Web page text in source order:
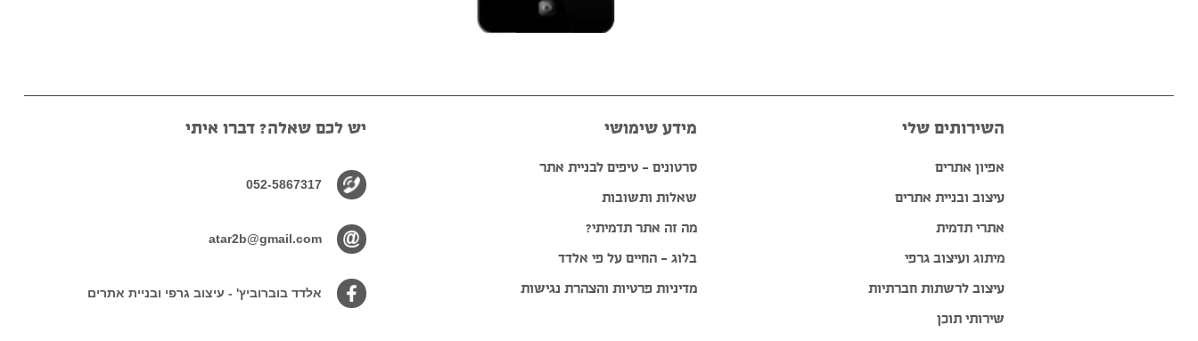
השירותים שלי
אפיון אתרים
עיצוב ובניית אתרים
אתרי תדמית
מיתוג ועיצוב גרפי
עיצוב לרשתות חברתיות
שירותי תוכן
מידע שימושי
סרטונים – טיפים לבניית אתר
שאלות ותשובות
מה זה אתר תדמיתי?
בלוג – החיים על פי אלדד
מדיניות פרטיות והצהרת נגישות
יש לכם שאלה? דברו איתי
052-5867317
atar2b@gmail.com
אלדד בוברוביץ' - עיצוב גרפי ובניית אתרים